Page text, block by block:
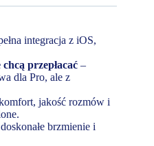
integracja z iOS,
przepłacać –
dla Pro, ale z
jakość rozmów i
brzmienie i